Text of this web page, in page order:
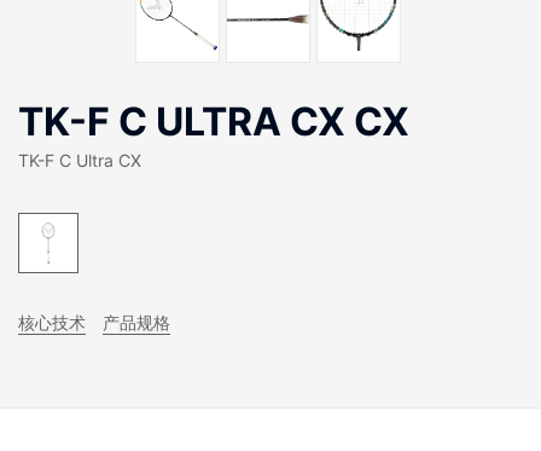
TK-F C ULTRA CX CX
TK-F C Ultra CX
核心技术 产品规格